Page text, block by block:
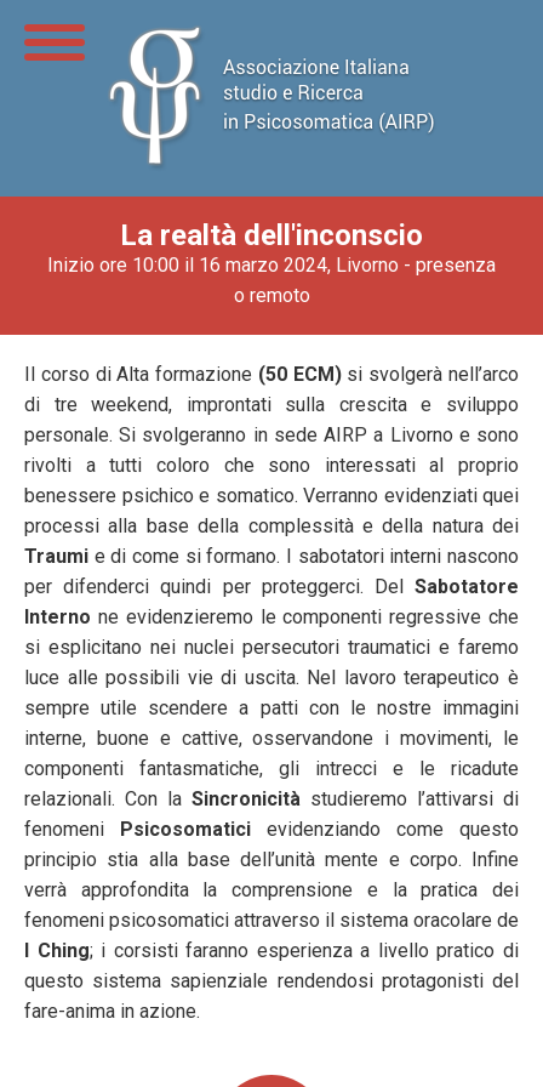
La realtà dell'inconscio
Inizio ore 10:00 il 16 marzo 2024, Livorno - presenza
o remoto
Il corso di Alta formazione (50 ECM)si svolgerà nell’arco
di tre weekend, improntati sulla crescita e sviluppo
personale. Si svolgeranno in sede AIRP a Livorno e sono
rivolti a tutti coloro che sono interessati al proprio
benessere psichico e somatico. Verranno evidenziati quei
processi alla base della complessità e della natura dei
Traumi e di come si formano. I sabotatori interni nascono
per difenderci quindi per proteggerci. Del Sabotatore
Interno ne evidenzieremo le componenti regressive che
si esplicitano nei nuclei persecutori traumatici e faremo
luce alle possibili vie di uscita. Nel lavoro terapeutico è
sempre utile scendere a patti con le nostre immagini
interne, buone e cattive, osservandone i movimenti, le
componenti fantasmatiche, gli intrecci e le ricadute
relazionali. Con la Sincronicità studieremo l’attivarsi di
fenomeni Psicosomatici evidenziando come questo
principio stia alla base dell’unità mente e corpo. Infine
verrà approfondita la comprensione e la pratica dei
fenomeni psicosomatici attraverso il sistema oracolare de
I Ching; i corsisti faranno esperienza a livello pratico di
questo sistema sapienziale rendendosi protagonisti del
fare-anima in azione.